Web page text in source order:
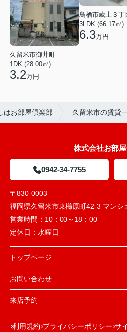
久留米市御井町
1DK (28.00㎡)
3.2万円
鳥栖市蔵上３丁
3LDK (66.17㎡)
6.3万円
はお部屋倶楽部 久留米市の賃貸
株式会社お部
0942-34-7755
〒830-0003
福岡県久留米市東櫛原町42-3 マンシ
営業時間： 10：00～18：00
定休日： 水曜日
トップページ
お問い合わせ
来店予約
利用規約 プライバシーポリシー サ